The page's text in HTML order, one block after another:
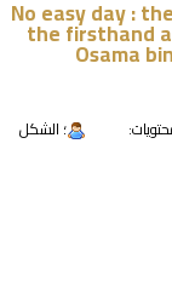
No easy day :
the firsthand
Osama
؛ الشكل